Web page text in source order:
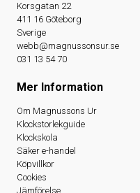
Korsgatan 22
411 16 Göteborg
Sverige
webb@magnussonsur.se
031 13 54 70
Mer Information
Om Magnussons Ur
Klockstorlekguide
Klockskola
Säker e-handel
Köpvillkor
Cookies
Jämförelse